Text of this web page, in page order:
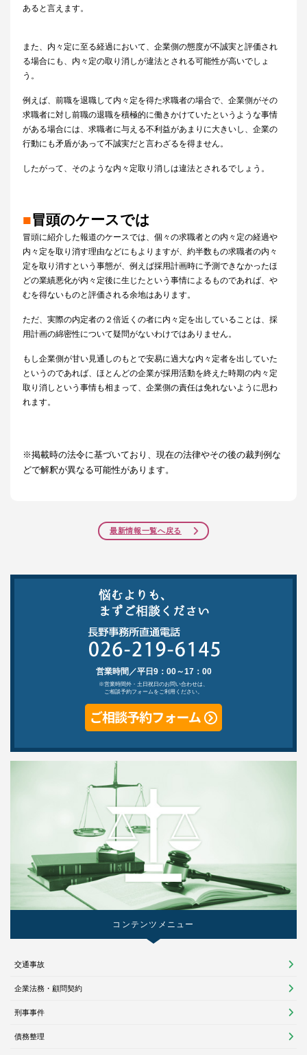
あると言えます。
また、内々定に至る経過において、企業側の態度が不誠実と評価され
る場合にも、内々定の取り消しが違法とされる可能性が高いでしょ
う。
例えば、前職を退職して内々定を得た求職者の場合で、企業側がその
求職者に対し前職の退職を積極的に働きかけていたというような事情
がある場合には、求職者に与える不利益があまりに大きいし、企業の
行動にも矛盾があって不誠実だと言わざるを得ません。
したがって、そのような内々定取り消しは違法とされるでしょう。
■冒頭のケースでは
冒頭に紹介した報道のケースでは、個々の求職者との内々定の経過や
内々定を取り消す理由などにもよりますが、約半数もの求職者の内々
定を取り消すという事態が、例えば採用計画時に予測できなかったほ
どの業績悪化が内々定後に生じたという事情によるものであれば、や
むを得ないものと評価される余地はあります。
ただ、実際の内定者の２倍近くの者に内々定を出していることは、採
用計画の綿密性について疑問がないわけではありません。
もし企業側が甘い見通しのもとで安易に過大な内々定者を出していた
というのであれば、ほとんどの企業が採用活動を終えた時期の内々定
取り消しという事情も相まって、企業側の責任は免れないように思わ
れます。
※掲載時の法令に基づいており、現在の法律やその後の裁判例な
どで解釈が異なる可能性があります。
最新情報一覧へ戻る
営業時間／平日9：00～17：00
※営業時間外・土日祝日のお問い合わせは、
ご相談予約フォームをご利用ください。
コンテンツメニュー
交通事故
企業法務・顧問契約
刑事事件
債務整理